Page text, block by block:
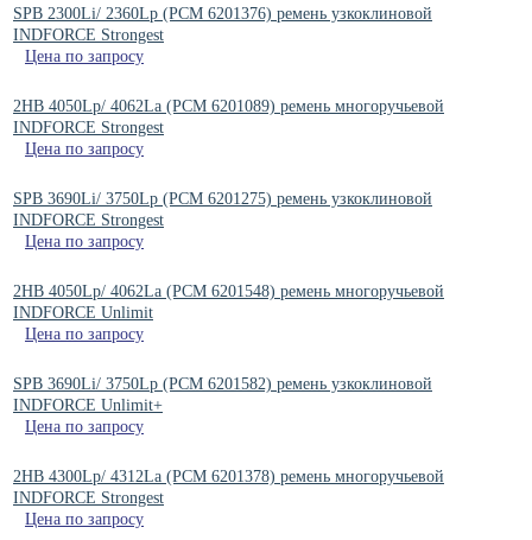
SPB 2300Li/ 2360Lp (РСМ 6201376) ремень узкоклиновой
INDFORCE Strongest
Цена по запросу
2HB 4050Lp/ 4062La (PCM 6201089) ремень многоручьевой
INDFORCE Strongest
Цена по запросу
SPB 3690Li/ 3750Lp (РСМ 6201275) ремень узкоклиновой
INDFORCE Strongest
Цена по запросу
2HB 4050Lp/ 4062La (PCM 6201548) ремень многоручьевой
INDFORCE Unlimit
Цена по запросу
SPB 3690Li/ 3750Lp (РСМ 6201582) ремень узкоклиновой
INDFORCE Unlimit+
Цена по запросу
2HB 4300Lp/ 4312La (PCM 6201378) ремень многоручьевой
INDFORCE Strongest
Цена по запросу